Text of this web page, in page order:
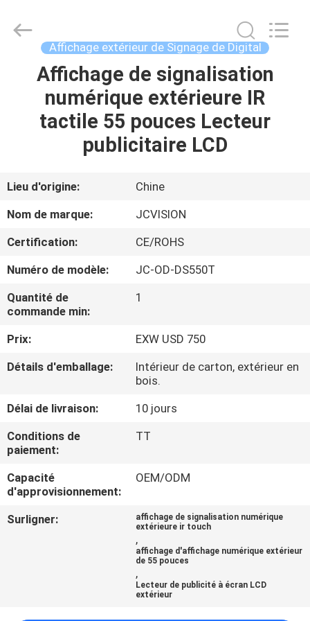
MAISON
À
PROPOS
NOUS
DE
L'USINE
CONTRÔLE
DE
LA
QUALITÉ
NOUS
Interactive
Technology
Affichage extérieur de Signage de Digital
Affichage de signalisation
numérique extérieure IR
tactile 55 pouces Lecteur
publicitaire LCD
Lieu d'origine:
Chine
Nom de marque:
JCVISION
Certification:
CE/ROHS
Numéro de modèle:
JC-OD-DS550T
Quantité de
commande min:
1
Prix:
EXW USD 750
Détails d'emballage:
Intérieur de carton, extérieur en
bois.
Délai de livraison:
10 jours
Conditions de
paiement:
TT
Capacité
d'approvisionnement:
OEM/ODM
Surligner:
affichage de signalisation numérique
extérieure ir touch
,
affichage d'affichage numérique extérieur
de 55 pouces
,
Lecteur de publicité à écran LCD
extérieur